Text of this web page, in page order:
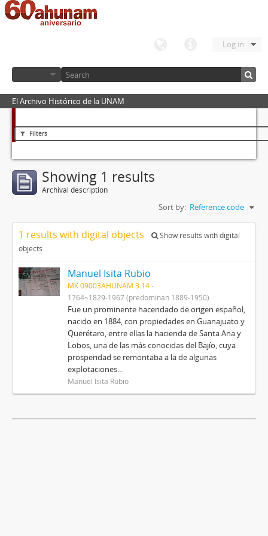
Log in
El Archivo Histórico de la UNAM
Filters
Showing 1 results
Archival description
Sort by: Reference code
1 results with digital objects
Show results with digital
objects
Manuel Isita Rubio
MX 09003AHUNAM 3.14
1764~1829-1967 (predominan 1889-1950)
Fue un prominente hacendado de origen español,
nacido en 1884, con propiedades en Guanajuato y
Querétaro, entre ellas la hacienda de Santa Ana y
Lobos, una de las más conocidas del Bajío, cuya
prosperidad se remontaba a la de algunas
explotaciones...
Manuel Isita Rubio